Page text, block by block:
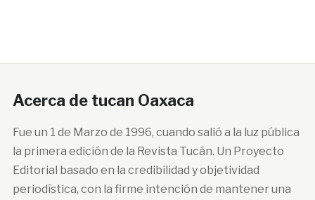
Acerca de tucan Oaxaca
Fue un 1 de Marzo de 1996, cuando salió a la luz pública
la primera edición de la Revista Tucán. Un Proyecto
Editorial basado en la credibilidad y objetividad
periodística, con la firme intención de mantener una